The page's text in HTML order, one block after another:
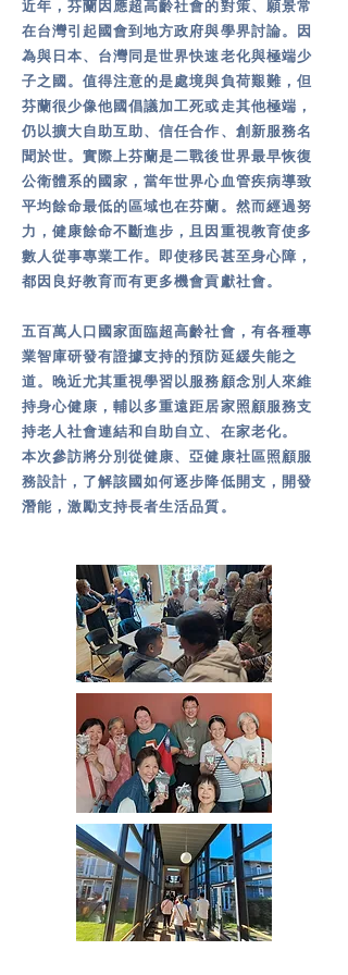
近年，芬蘭因應超高齡社會的對策、願景常
在台灣引起國會到地方政府與學界討論。因
為與日本、 台灣同是世界快速老化與極端少
子之國。值得注意的是處境與負荷艱難，但
芬蘭很少像他國倡議加工死或走其他極端，
仍以擴大自助互助、信任合作、創新服務名
聞於世。實際上芬蘭是二戰後世界最早恢復
公衛體系的國家，當年世界心血管疾病導致
平均餘命最低的區域也在芬蘭。然而經過努
力，健康餘命不斷進步，且因重視教育使多
數人從事專業工作。即使移民甚至身心障，
都因良好教育而有更多機會貢獻社會。
五百萬人口國家面臨超高齡社會，有各種專
業智庫研發有證據支持的預防延緩失能之
道。晚近尤其重視學習以服務顧念別人來維
持身心健康，輔以多重遠距居家照顧服務支
持老人社會連結和自助自立、在家老化。
本次參訪將分別從健康、亞健康社區照顧服
務設計，了解該國如何逐步降低開支，開發
潛能，激勵支持長者生活品質。